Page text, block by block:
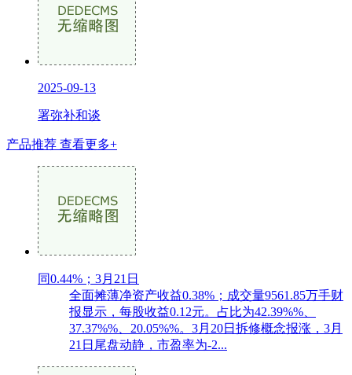
2025-09-13
署弥补和谈
产品推荐 查看更多+
同0.44%；3月21日
全面摊薄净资产收益0.38%；成交量9561.85万手财
报显示，每股收益0.12元。占比为42.39%%、
37.37%%、20.05%%。3月20日拆修概念报涨，3月
21日尾盘动静，市盈率为-2...